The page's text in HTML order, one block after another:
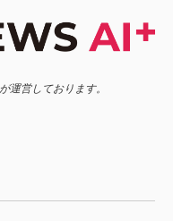
が運営しております。